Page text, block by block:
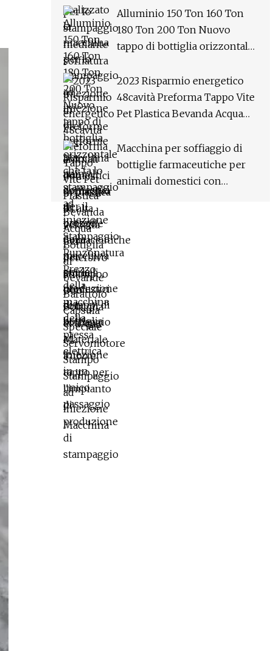
animali domestici in plastica
ad alta velocità per detersivo
Shampoo Olio Bottiglia di
per l'impianto di produzione
di stampaggio
Alluminio 150 Ton 160 Ton
180 Ton 200 Ton Nuovo
tappo di bottiglia orizzontale
iniezione Stampaggio
Punzonatura Prezzo della
macchina della pressa
2023 Risparmio energetico
48cavità Preforma Tappo Vite
Pet Plastica Bevanda Acqua
Capsula Speciale
Servomotore Stampo
Stampaggio ad iniezione
Macchina per soffiaggio di
bottiglie farmaceutiche per
animali domestici con